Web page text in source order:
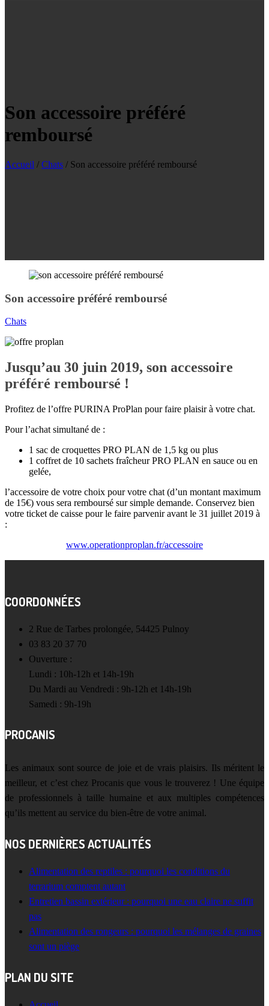
Son accessoire préféré
remboursé
Accueil / Chats / Son accessoire préféré remboursé
Son accessoire préféré remboursé
Chats
Jusqu’au 30 juin 2019, son accessoire
préféré remboursé !
Profitez de l’offre PURINA ProPlan pour faire plaisir à votre chat.
Pour l’achat simultané de :
1 sac de croquettes PRO PLAN de 1,5 kg ou plus
1 coffret de 10 sachets fraîcheur PRO PLAN en sauce ou en
gelée,
l’accessoire de votre choix pour votre chat (d’un montant maximum
de 15€) vous sera remboursé sur simple demande. Conservez bien
votre ticket de caisse pour le faire parvenir avant le 31 juillet 2019 à
:
www.operationproplan.fr/accessoire
COORDONNÉES
2 Rue de Tarbes prolongée, 54425 Pulnoy
03 83 20 37 70
Ouverture :
Lundi : 10h-12h et 14h-19h
Du Mardi au Vendredi : 9h-12h et 14h-19h
Samedi : 9h-19h
PROCANIS
Les animaux sont source de joie et de vrais plaisirs. Ils méritent le
meilleur, et c’est chez Procanis que vous le trouverez ! Une équipe
de professionnels à taille humaine et aux multiples compétences
qu’ils mettent au service du bien-être de votre animal.
NOS DERNIÈRES ACTUALITÉS
Alimentation des reptiles : pourquoi les conditions du
terrarium comptent autant
Entretien bassin extérieur : pourquoi une eau claire ne suffit
pas
Alimentation des rongeurs : pourquoi les mélanges de graines
sont un piège
PLAN DU SITE